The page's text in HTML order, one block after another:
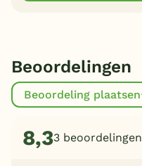
Beoordelingen
Beoordeling plaatsen
8,33 beoordelingen